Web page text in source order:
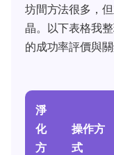
坊間方法很多，
晶。以下表格我
的成功率評價與關
淨
化
方
操作方
式